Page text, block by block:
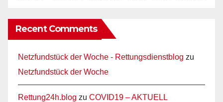
Recent Comments
Netzfundstück der Woche - Rettungsdienstblog zu
Netzfundstück der Woche
Rettung24h.blog zu COVID19 – AKTUELL